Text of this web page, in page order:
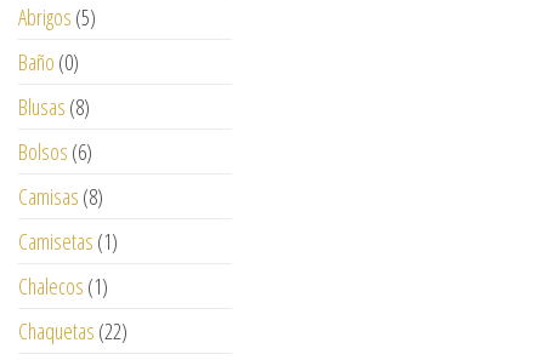
Abrigos (5)
Baño (0)
Blusas (8)
Bolsos (6)
Camisas (8)
Camisetas (1)
Chalecos (1)
Chaquetas (22)